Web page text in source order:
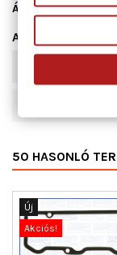
ÁllapotÚj
Adatlap
50 HASONLÓ
Új
Akciós!